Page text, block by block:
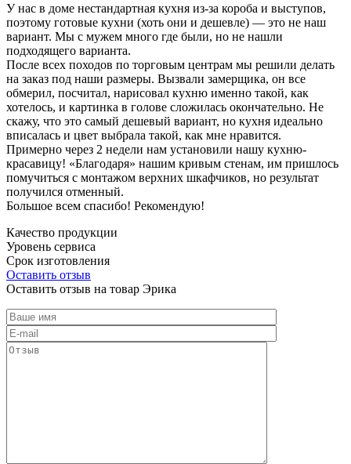
У нас в доме нестандартная кухня из-за короба и выступов,
поэтому готовые кухни (хоть они и дешевле) — это не наш
вариант. Мы с мужем много где были, но не нашли
подходящего варианта.
После всех походов по торговым центрам мы решили делать
на заказ под наши размеры. Вызвали замерщика, он все
обмерил, посчитал, нарисовал кухню именно такой, как
хотелось, и картинка в голове сложилась окончательно. Не
скажу, что это самый дешевый вариант, но кухня идеально
вписалась и цвет выбрала такой, как мне нравится.
Примерно через 2 недели нам установили нашу кухню-
красавицу! «Благодаря» нашим кривым стенам, им пришлось
помучиться с монтажом верхних шкафчиков, но результат
получился отменный.
Большое всем спасибо! Рекомендую!
Качество продукции
Уровень сервиса
Срок изготовления
Оставить отзыв
Оставить отзыв на товар Эрика